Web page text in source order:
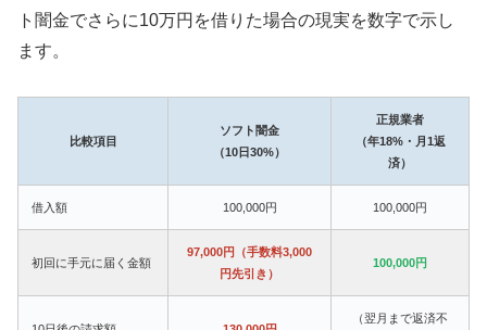
ト闇金でさらに10万円を借りた場合の現実を数字で示し
ます。
比較項目
ソフト闇金
（10日30%）
正規業者
（年18%・月1返
済）
借入額 100,000円 100,000円
初回に手元に届く金額
97,000円（手数料3,000
円先引き）
100,000円
（翌月まで返済不